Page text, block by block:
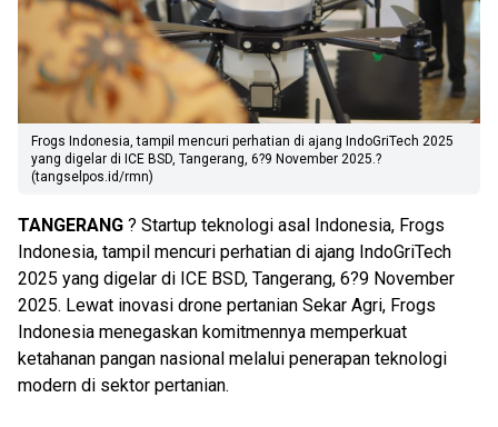
Frogs Indonesia, tampil mencuri perhatian di ajang IndoGriTech 2025
yang digelar di ICE BSD, Tangerang, 6?9 November 2025.?
(tangselpos.id/rmn)
TANGERANG ? Startup teknologi asal Indonesia, Frogs
Indonesia, tampil mencuri perhatian di ajang IndoGriTech
2025 yang digelar di ICE BSD, Tangerang, 6?9 November
2025. Lewat inovasi drone pertanian Sekar Agri, Frogs
Indonesia menegaskan komitmennya memperkuat
ketahanan pangan nasional melalui penerapan teknologi
modern di sektor pertanian.